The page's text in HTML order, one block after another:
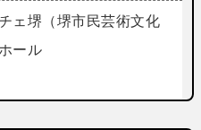
ェ堺（堺市民芸術文化
ール